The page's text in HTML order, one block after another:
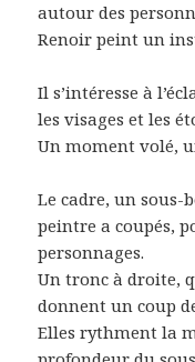
autour des
Renoir peint un
Il s’intéresse à
les visages et les
Un moment volé,
Le cadre, un sous-
peintre a coupés,
personnages.
Un tronc à droite,
donnent un coup
Elles rythment la